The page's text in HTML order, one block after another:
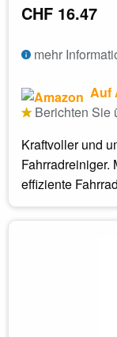
CHF 16.47
mehr
Auf
Berichten Sie
Kraftvoller und
Fahrradreiniger.
effiziente